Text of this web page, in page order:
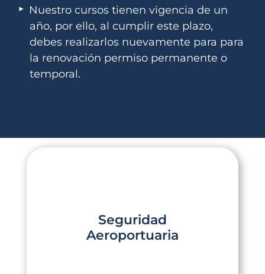
Nuestro cursos tienen vigencia de un
año, por ello, al cumplir este plazo,
debes realizarlos nuevamente para para
la renovación permiso permanente o
temporal.
Seguridad
Aeroportuaria
Para ingresar a áreas restringidas,
controladas o públicas del aeropuerto.